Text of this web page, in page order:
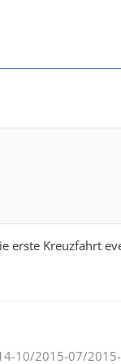
erste Kreuzfahrt
10/2015-07/